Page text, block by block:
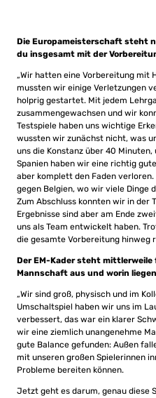
Die Europameisterschaft steht
du insgesamt mit der
„Wir hatten eine Vorbereitung mit
mussten wir einige Verletzungen
holprig gestartet. Mit jedem
zusammengewachsen und wir
Testspiele haben uns wichtige
wussten wir zunächst nicht, was
uns die Konstanz über 40
Spanien haben wir eine richtig
aber komplett den Faden
gegen Belgien, wo wir viele Dinge
Zum Abschluss konnten wir in der
Ergebnisse sind aber am Ende
uns als Team entwickelt haben.
die gesamte Vorbereitung hinweg
Der EM-Kader steht mittlerweile
Mannschaft aus und worin
„Wir sind groß, physisch und im
Umschaltspiel haben wir uns im
verbessert, das war ein klarer
wir eine ziemlich unangenehme
gute Balance gefunden: Außen
mit unseren großen Spielerinnen
Probleme bereiten können.
Jetzt geht es darum, genau diese